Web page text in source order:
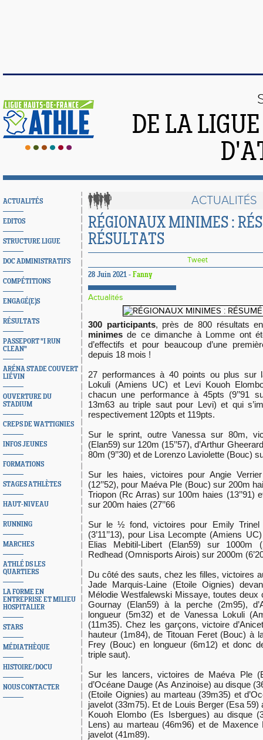
DE LA
ACTUALITÉS
EDITOS
STRUCTURE LIGUE
DOC ADMINISTRATIFS
COMPÉTITIONS
ENGAGÉ(E)S
RÉSULTATS
PASSEPORT "I RUN
CLEAN"
ARÉNA STADE COUVERT
LIÉVIN
OUVERTURE DU
STADIUM
CREPS DE WATTIGNIES
INFOS JEUNES
FORMATIONS
STAGES ATHLÈTES
HAUT-NIVEAU
RUNNING
MARCHES
ATHLÉ DS LES
QUARTIERS
LA FORME EN
ENTREPRISE ET MILIEU
HOSPITALIER
STARS
MÉDIATHÈQUE
HISTOIRE/DOCU
NOUS CONTACTER
ACTUALITÉS
RÉGIONAUX MINIMES :
RÉSULTATS
Tweet
28 Juin 2021 - Fanny
Actualités
300 participants, près de 800 résultats
minimesde ce dimanche à Lomme ont
d’effectifs et pour beaucoup d’une
depuis 18 mois !
27 performances à 40 points ou plus sur
Lokuli (Amiens UC) et Levi Kouoh
chacun une performance à 45pts (9’’91
13m63 au triple saut pour Levi) et qui
respectivement 120pts et 119pts.
Sur le sprint, outre Vanessa sur 80m,
(Elan59) sur 120m (15’’57), d’Arthur
80m (9’’30) et de Lorenzo Laviolette (Bouc)
Sur les haies, victoires pour Angie
(12’’52), pour Maéva Ple (Bouc) sur 200m
Triopon (Rc Arras) sur 100m haies (13’’91)
sur 200m haies (27’’66
Sur le ½ fond, victoires pour Emily Trinel
(3’11’’13), pour Lisa Lecompte (Amiens
Elias Mebitil-Libert (Elan59) sur 1000m
Redhead (Omnisports Airois) sur 2000m
Du côté des sauts, chez les filles, victoires
Jade Marquis-Laine (Etoile Oignies)
Mélodie Westfalewski Missaye, toutes deux
Gournay (Elan59) à la perche (2m95),
longueur (5m32) et de Vanessa Lokuli
(11m35). Chez les garçons, victoire
hauteur (1m84), de Titouan Feret (Bouc) à
Frey (Bouc) en longueur (6m12) et donc
triple saut).
Sur les lancers, victoires de Maéva Ple
d’Océane Dauge (As Anzinoise) au disque
(Etoile Oignies) au marteau (39m35) et
javelot (33m75). Et de Louis Berger (Esa
Kouoh Elombo (Es Isbergues) au disque
Lens) au marteau (46m96) et de
javelot (41m89).